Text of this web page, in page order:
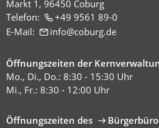
Markt 1, 96450 Coburg
Telefon:
+49 9561 89-0
E-Mail:
info coburg de
Öffnungszeiten der
Mo., Di., Do.: 8:30 - 15:30 Uhr
Mi., Fr.: 8:30 - 12:00 Uhr
Öffnungszeiten des